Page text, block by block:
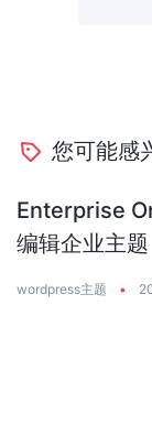
您可能感
Enterprise
编辑企业主
wordpress主题 •